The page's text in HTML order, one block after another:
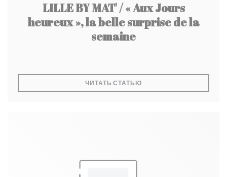
LILLE BY MAT' / « Aux Jours
heureux », la belle surprise de la
semaine
ЧИТАТЬ СТАТЬЮ((ОТКРЫВАЕТСЯ В